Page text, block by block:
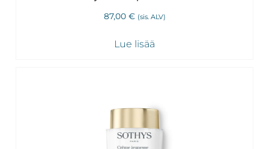
87,00 € (sis. ALV)
Lue lisää